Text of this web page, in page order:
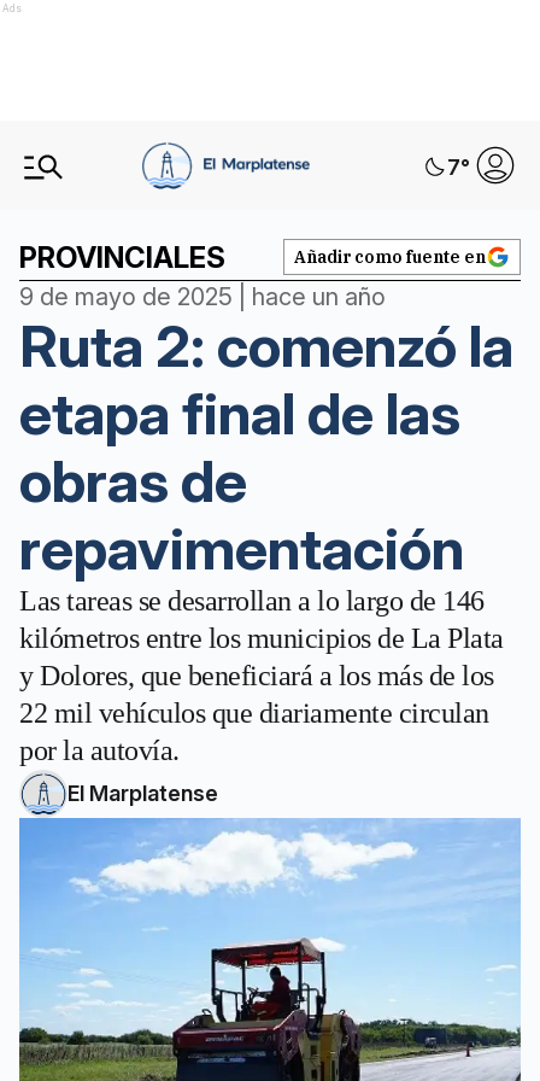
Ads
7°
PROVINCIALES Añadir como fuente en
9 de mayo de 2025 | hace un año
Ruta 2: comenzó la
etapa final de las
obras de
repavimentación
Las tareas se desarrollan a lo largo de 146
kilómetros entre los municipios de La Plata
y Dolores, que beneficiará a los más de los
22 mil vehículos que diariamente circulan
por la autovía.
El Marplatense